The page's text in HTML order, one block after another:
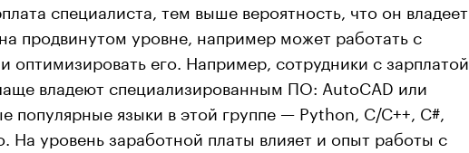
специалиста, тем выше вероятность, что он владеет
продвинутом уровне, например может работать с
оптимизировать его. Например, сотрудники с зарплатой
владеют специализированным ПО: AutoCAD или
популярные языки в этой группе — Python, C/C++, C#,
На уровень заработной платы влияет и опыт работы с